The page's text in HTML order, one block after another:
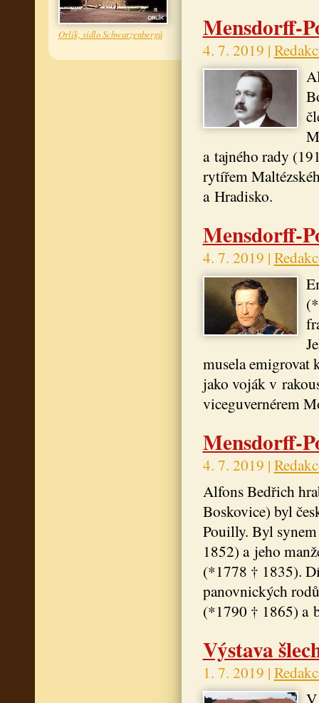
Orlík, sídlo Schwarzenbergů Mensdorff-
4. 7. 2019 |
a tajného rady
rytířem
a Hradisko.
Mensdorff-
4. 7. 2019 |
musela emigrovat
jako voják v
viceguvernérem
Mensdorff-
4. 7. 2019 |
Alfons Bedřich
Boskovice) byl
Pouilly. Byl
1852) a jeho
(*1778 † 1835).
panovnických
(*1790 † 1865) a
Výstava
1. 7. 2019 |